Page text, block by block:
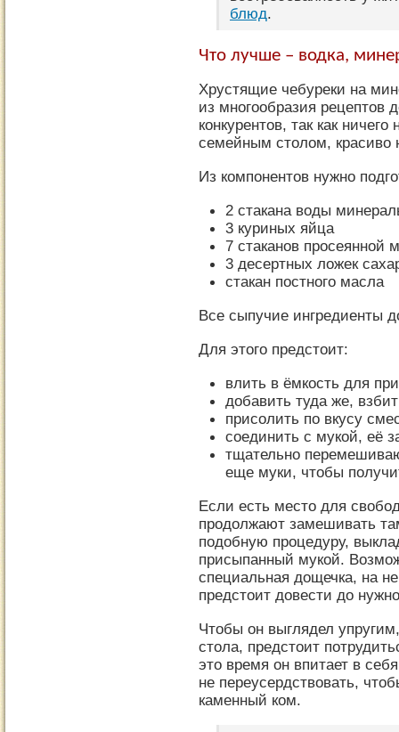
блюд.
Что лучше – водка,
Хрустящие чебуреки на
из многообразия
конкурентов, так как
семейным столом, красиво
Из компонентов нужно
2 стакана воды
3 куриных яйца
7 стаканов просеянной
3 десертных ложек
стакан постного масла
Все сыпучие ингредиенты
Для этого предстоит:
влить в ёмкость для
добавить туда же,
присолить по вкусу
соединить с мукой, её
тщательно
еще муки, чтобы
Если есть место для
продолжают замешивать
подобную процедуру,
присыпанный мукой.
специальная дощечка, на
предстоит довести до
Чтобы он выглядел
стола, предстоит
это время он впитает в
не переусердствовать,
каменный ком.